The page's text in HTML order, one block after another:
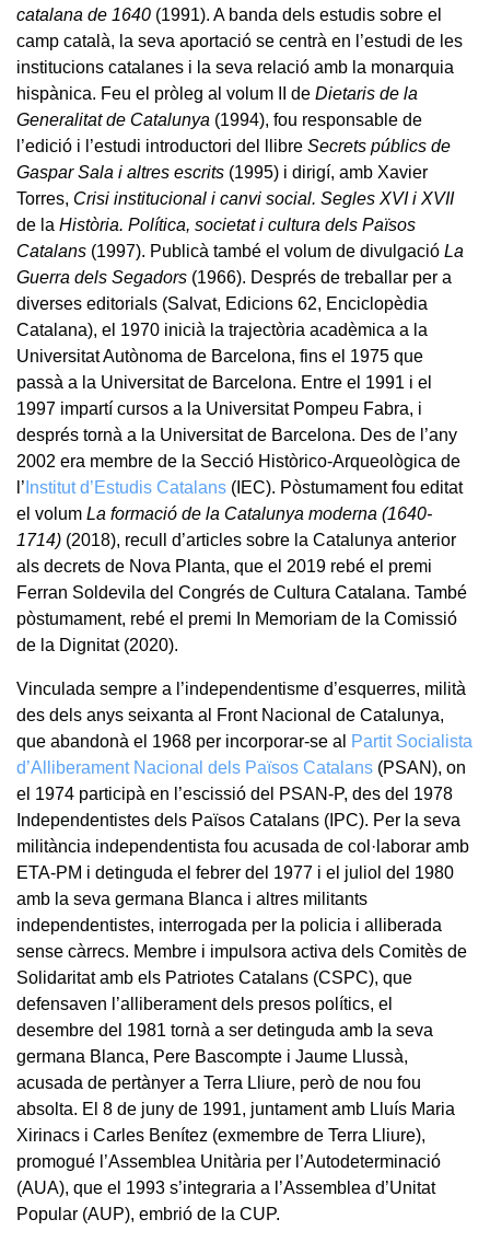
catalana de 1640 (1991). A banda dels estudis sobre el
camp català, la seva aportació se centrà en l’estudi de les
institucions catalanes i la seva relació amb la monarquia
hispànica. Feu el pròleg al volum II de Dietaris de la
Generalitat de Catalunya (1994), fou responsable de
l’edició i l’estudi introductori del llibre Secrets públics de
Gaspar Sala i altres escrits (1995) i dirigí, amb Xavier
Torres, Crisi institucional i canvi social. Segles XVI i XVII
de la Història. Política, societat i cultura dels Països
Catalans (1997). Publicà també el volum de divulgació La
Guerra dels Segadors (1966). Després de treballar per a
diverses editorials (Salvat, Edicions 62, Enciclopèdia
Catalana), el 1970 inicià la trajectòria acadèmica a la
Universitat Autònoma de Barcelona, fins el 1975 que
passà a la Universitat de Barcelona. Entre el 1991 i el
1997 impartí cursos a la Universitat Pompeu Fabra, i
després tornà a la Universitat de Barcelona. Des de l’any
2002 era membre de la Secció Històrico-Arqueològica de
l’ Institut d’Estudis Catalans (IEC). Pòstumament fou editat
el volum La formació de la Catalunya moderna (1640-
1714) (2018), recull d’articles sobre la Catalunya anterior
als decrets de Nova Planta, que el 2019 rebé el premi
Ferran Soldevila del Congrés de Cultura Catalana. També
pòstumament, rebé el premi In Memoriam de la Comissió
de la Dignitat (2020).
Vinculada sempre a l’independentisme d’esquerres, milità
des dels anys seixanta al Front Nacional de Catalunya,
que abandonà el 1968 per incorporar-se al Partit Socialista
d’Alliberament Nacional dels Països Catalans (PSAN), on
el 1974 participà en l’escissió del PSAN-P, des del 1978
Independentistes dels Països Catalans (IPC). Per la seva
militància independentista fou acusada de col·laborar amb
ETA-PM i detinguda el febrer del 1977 i el juliol del 1980
amb la seva germana Blanca i altres militants
independentistes, interrogada per la policia i alliberada
sense càrrecs. Membre i impulsora activa dels Comitès de
Solidaritat amb els Patriotes Catalans (CSPC), que
defensaven l’alliberament dels presos polítics, el
desembre del 1981 tornà a ser detinguda amb la seva
germana Blanca, Pere Bascompte i Jaume Llussà,
acusada de pertànyer a Terra Lliure, però de nou fou
absolta. El 8 de juny de 1991, juntament amb Lluís Maria
Xirinacs i Carles Benítez (exmembre de Terra Lliure),
promogué l’Assemblea Unitària per l’Autodeterminació
(AUA), que el 1993 s’integraria a l’Assemblea d’Unitat
Popular (AUP), embrió de la CUP.